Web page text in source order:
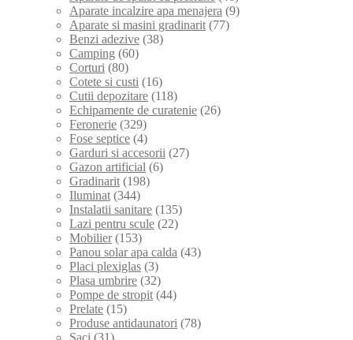
Aparate incalzire apa menajera (9)
Aparate si masini gradinarit (77)
Benzi adezive (38)
Camping (60)
Corturi (80)
Cotete si custi (16)
Cutii depozitare (118)
Echipamente de curatenie (26)
Feronerie (329)
Fose septice (4)
Garduri si accesorii (27)
Gazon artificial (6)
Gradinarit (198)
Iluminat (344)
Instalatii sanitare (135)
Lazi pentru scule (22)
Mobilier (153)
Panou solar apa calda (43)
Placi plexiglas (3)
Plasa umbrire (32)
Pompe de stropit (44)
Prelate (15)
Produse antidaunatori (78)
Saci (31)